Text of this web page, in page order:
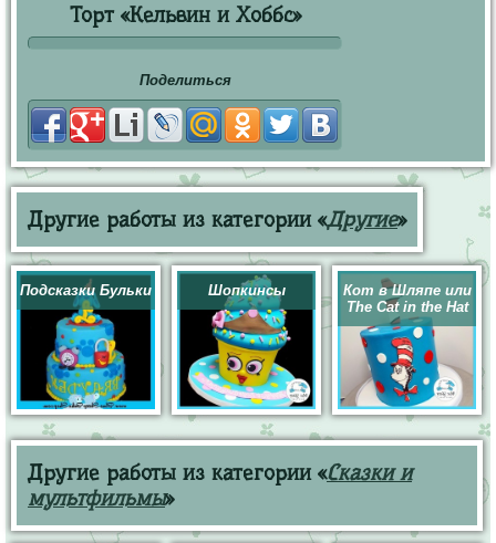
Торт «Кельвин и Хоббс»
Поделиться
Другие работы из категории «Другие»
Подсказки Бульки Шопкинсы
Кот в Шляпе или
The Cat in the Hat
Другие работы из категории «Сказки и
мультфильмы»